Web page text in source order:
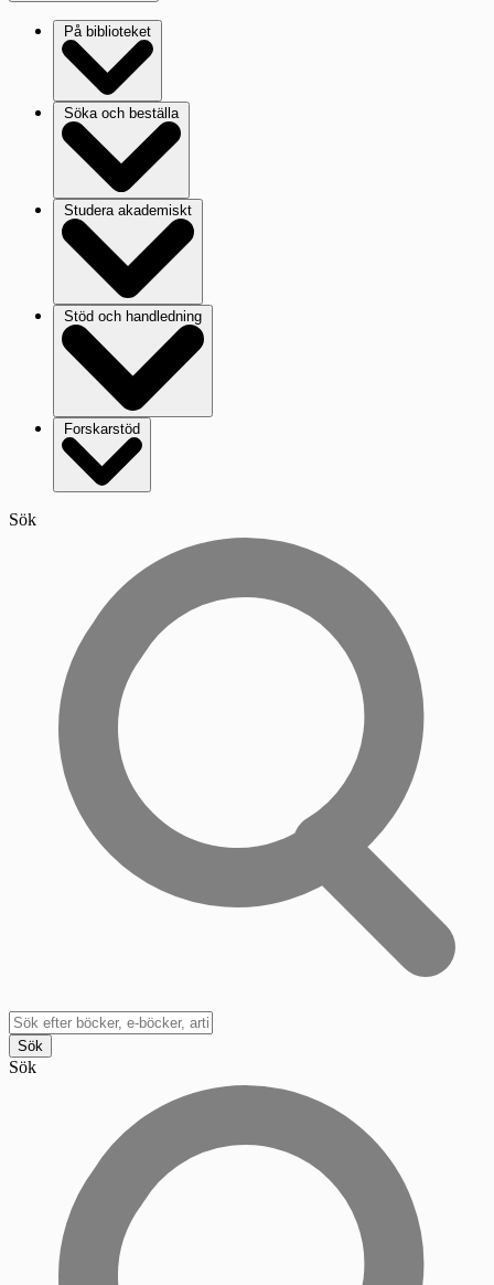
På biblioteket
Söka och beställa
Studera akademiskt
Stöd och handledning
Forskarstöd
Sök
Sök
Sök